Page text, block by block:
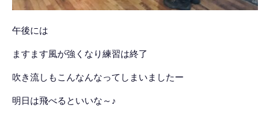
午後には
ますます風が強くなり練習は終了
吹き流しもこんなんなってしまいましたー
明日は飛べるといいな～♪